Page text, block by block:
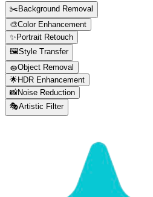
✂️Background Removal
🎨Color Enhancement
✨Portrait Retouch
🖼️Style Transfer
🧽Object Removal
🌟HDR Enhancement
📸Noise Reduction
🎭Artistic Filter